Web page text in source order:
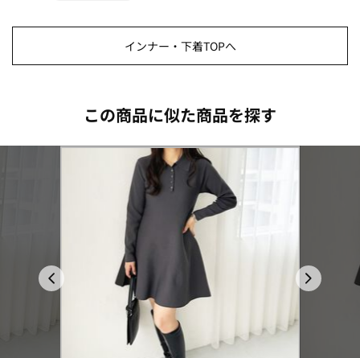
インナー・下着TOPへ
この商品に似た商品を探す